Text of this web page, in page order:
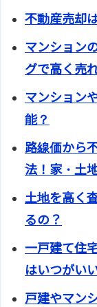
不動産売却
マンション
グで高く売
マンション
能？
路線価から
法！家・土
土地を高く
るの？
一戸建て住
はいつがい
戸建やマン